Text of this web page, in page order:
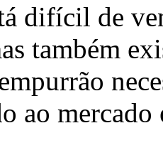
difícil de
também
ao